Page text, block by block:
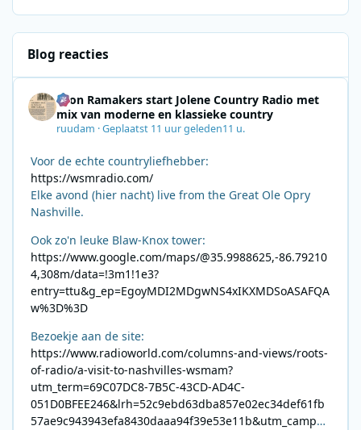
Blog reacties
Leon Ramakers start Jolene Country Radio met
mix van moderne en klassieke country
ruudam ·Geplaatst 11 uur geleden11 u.
Voor de echte countryliefhebber:
https://wsmradio.com/
Elke avond (hier nacht) live from the Great Ole Opry
Nashville.
Ook zo'n leuke Blaw-Knox tower:
https://www.google.com/maps/@35.9988625,-86.79210
4,308m/data=!3m1!1e3?
entry=ttu&g_ep=EgoyMDI2MDgwNS4xIKXMDSoASAFQA
w%3D%3D
Bezoekje aan de site:
https://www.radioworld.com/columns-and-views/roots-
of-radio/a-visit-to-nashvilles-wsmam?
utm_term=69C07DC8-7B5C-43CD-AD4C-
051D0BFEE246&lrh=52c9ebd63dba857e02ec34def61fb
57ae9c943943efa8430daaa94f39e53e11b&utm_campai